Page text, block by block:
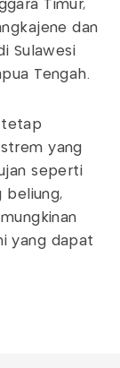
Timur,
dan
Sulawesi
Tengah.
tetap
yang
seperti
beliung,
yang dapat